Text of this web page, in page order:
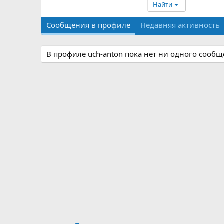
Найти
Сообщения в профиле Недавняя активность
В профиле uch-anton пока нет ни одного